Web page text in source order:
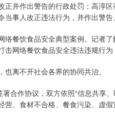
正并作出警告的行政处罚；高淳
当事人改正违法行为，并作出警
餐饮食品安全典型案例。记者了
网络餐饮食品安全违法违规行为
离不开社会各界的协同共治。
作协议，双方依照“信息共享、
、食材不合格、餐食污染、虚假